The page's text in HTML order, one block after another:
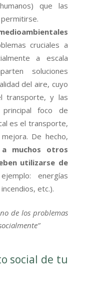
que las
cruciales a
a escala
soluciones
del aire, cuyo
transporte, y las
foco de
es el transporte,
De hecho,
muchos otros
utilizarse de
energías
etc.).
de los problemas
social de tu